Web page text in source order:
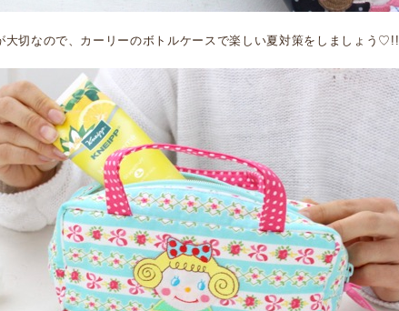
大切なので、カーリーのボトルケースで楽しい夏対策をしましょう♡!!